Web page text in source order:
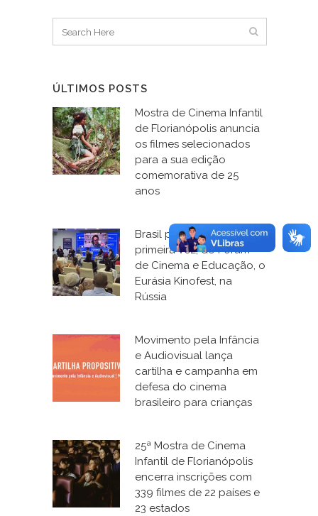
ÚLTIMOS POSTS
Mostra de Cinema Infantil
de Florianópolis anuncia
os filmes selecionados
para a sua edição
comemorativa de 25
anos
Brasil participa, pela
primeira vez, do Fórum
de Cinema e Educação, o
Eurásia Kinofest, na
Rússia
Movimento pela Infância
e Audiovisual lança
cartilha e campanha em
defesa do cinema
brasileiro para crianças
25ª Mostra de Cinema
Infantil de Florianópolis
encerra inscrições com
339 filmes de 22 países e
23 estados